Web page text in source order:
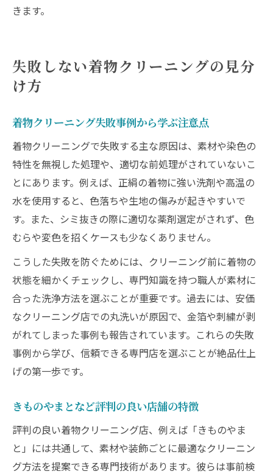
きます。
失敗しない着物クリーニングの見分
け方
着物クリーニング失敗事例から学ぶ注意点
着物クリーニングで失敗する主な原因は、素材や染色の
特性を無視した処理や、適切な前処理がされていないこ
とにあります。例えば、正絹の着物に強い洗剤や高温の
水を使用すると、色落ちや生地の傷みが起きやすいで
す。また、シミ抜きの際に適切な薬剤選定がされず、色
むらや変色を招くケースも少なくありません。
こうした失敗を防ぐためには、クリーニング前に着物の
状態を細かくチェックし、専門知識を持つ職人が素材に
合った洗浄方法を選ぶことが重要です。過去には、安価
なクリーニング店での丸洗いが原因で、金箔や刺繍が剥
がれてしまった事例も報告されています。これらの失敗
事例から学び、信頼できる専門店を選ぶことが絶品仕上
げの第一歩です。
きものやまとなど評判の良い店舗の特徴
評判の良い着物クリーニング店、例えば「きものやま
と」には共通して、素材や装飾ごとに最適なクリーニン
グ方法を提案できる専門技術があります。彼らは事前検